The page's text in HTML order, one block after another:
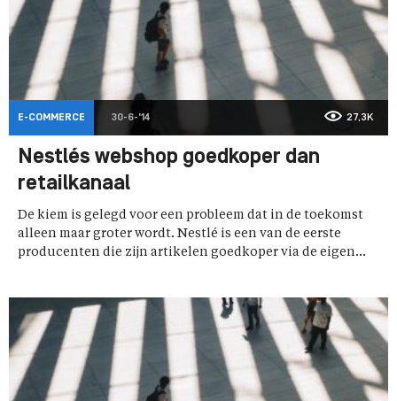
E-COMMERCE 30-6-'14 27,3K
Nestlés webshop goedkoper dan
retailkanaal
De kiem is gelegd voor een probleem dat in de toekomst
alleen maar groter wordt. Nestlé is een van de eerste
producenten die zijn artikelen goedkoper via de eigen...